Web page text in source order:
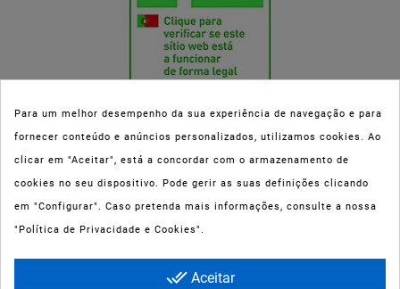
Esta parafarmácia (Farmaoli) encontra-se autorizada pelo INFARMED
(registo nº 00078/2020) para a dispensa de Medicamentos Não
Sujeitos a Receita Médica (MNSRM) e produtos de saúde e bem-estar
ao domicílio e através da internet. Os Medicamentos Não Sujeitos a
Maia, Matosinhos, Gondomar e Vila Nova de Gaia.
Para um melhor desempenho da sua experiência de navegação e para
fornecer conteúdo e anúncios personalizados, utilizamos cookies. Ao
clicar em "Aceitar", está a concordar com o armazenamento de
cookies no seu dispositivo. Pode gerir as suas definições clicando
em "Configurar". Caso pretenda mais informações, consulte a nossa
"Política de Privacidade e Cookies".
done_all Aceitar